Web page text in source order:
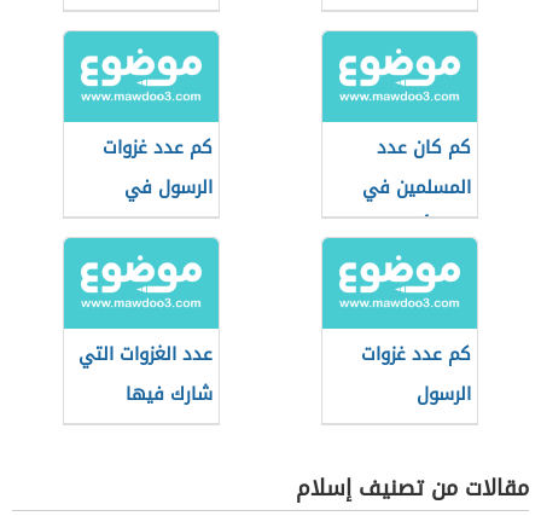
كم كان عدد
المسلمين في
غزوة أحد
كم عدد غزوات
الرسول في
رمضان
كم عدد غزوات
الرسول
عدد الغزوات التي
شارك فيها
الرسول
مقالات من تصنيف إسلام